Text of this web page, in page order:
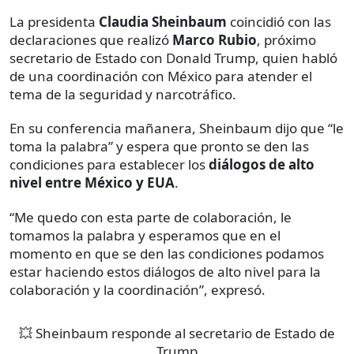
La presidenta Claudia Sheinbaum coincidió con las
declaraciones que realizó Marco Rubio, próximo
secretario de Estado con Donald Trump, quien habló
de una coordinación con México para atender el
tema de la seguridad y narcotráfico.
En su conferencia mañanera, Sheinbaum dijo que “le
toma la palabra” y espera que pronto se den las
condiciones para establecer losdiálogos de alto
nivel entre México y EUA.
“Me quedo con esta parte de colaboración, le
tomamos la palabra y esperamos que en el
momento en que se den las condiciones podamos
estar haciendo estos diálogos de alto nivel para la
colaboración y la coordinación”, expresó.
💥 Sheinbaum responde al secretario de Estado de